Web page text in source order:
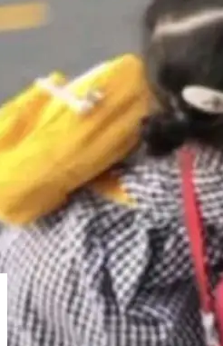
入Mooncake T
30%、非零拷贝
底层基
后续腾讯网平将
的高性能通信组
中实现了一
擎（Engine），
企业研发场景的
凭借卓越的技术
路私有化部署，
越来越多企业已
过调用公有云模
效率。但随着 AI
向团队级、组织
中，对安全性、
求。 首先是数据
通研发场景，公
率提升的需求。
据安全要求较...
人工智能
布《2025年人工
展示人工智能在
座、行业赋能、
大方向。深信服
入选！ 随着各行
算力构成形态逐
生变化：不只是
合算力时代下，
分利用，以及持
信服AI算力网关
治理和成本治
力都看得清、管
！ 一、从现在开
个时代的结
作者之一。
的作者之一。
科学家。 Jeff D
，宣布离职。 他
Sanjay Ghema
Dean 二十多
Bigtable 的共同
核心成员，Se
）以及 Oriol Vin
布：界面
搜索增强
智能体，这一轮
三件事一次补
是杭州无
智能体——一位全
Coding